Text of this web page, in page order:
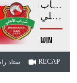
شباب
الأهلي
WIN
ستاد RECAP